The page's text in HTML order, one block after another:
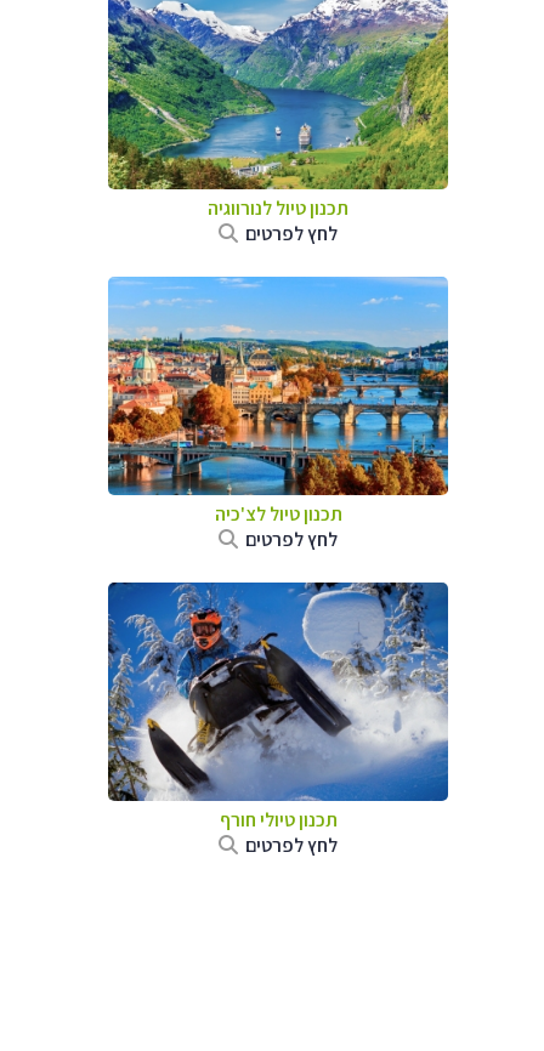
תכנון טיול לנורווגיה
לחץ לפרטים
תכנון טיול לצ'כיה
לחץ לפרטים
תכנון טיולי חורף
לחץ לפרטים